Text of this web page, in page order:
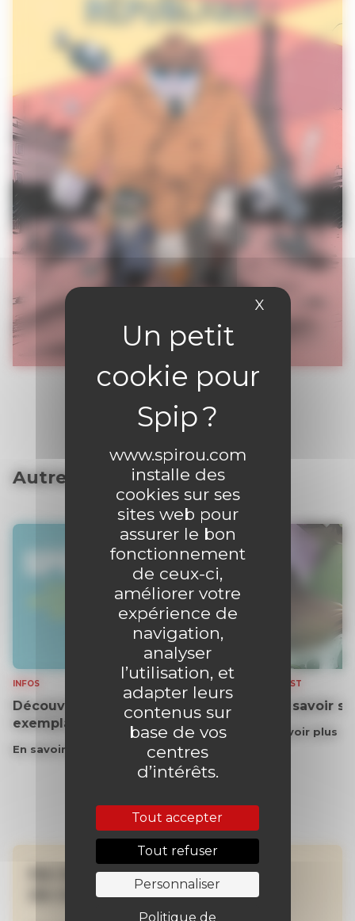
www.spirou.com
installe des
cookies sur ses
sites web pour
assurer le bon
fonctionnement
de ceux-ci,
améliorer votre
expérience de
navigation,
analyser
l’utilisation, et
adapter leurs
contenus sur
base de vos
centres
d’intérêts.
Tout accepter
Tout refuser
Personnaliser
Politique de
X Masquer le
Autres articles
INFOS
Découvrez gratuitement un
exemplaire du journal !
En savoir plus
PODCAST
Tout savoir
En savoir plus
Ne manquez aucune
de nos actualités !